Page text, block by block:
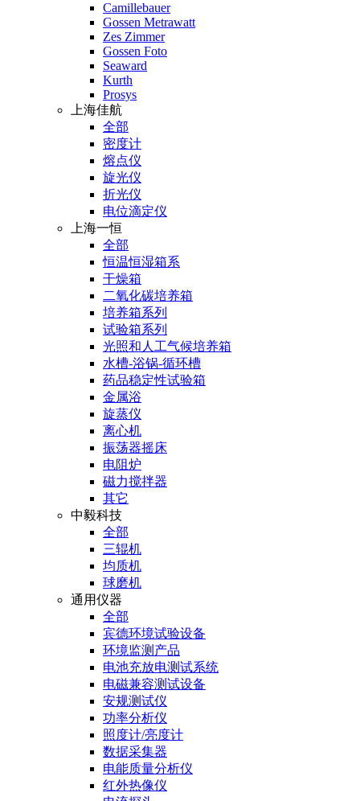
Camillebauer
Gossen Metrawatt
Zes Zimmer
Gossen Foto
Seaward
Kurth
Prosys
上海佳航
全部
密度计
熔点仪
旋光仪
折光仪
电位滴定仪
上海一恒
全部
恒温恒湿箱系
干燥箱
二氧化碳培养箱
培养箱系列
试验箱系列
光照和人工气候培养箱
水槽-浴锅-循环槽
药品稳定性试验箱
金属浴
旋蒸仪
离心机
振荡器摇床
电阻炉
磁力搅拌器
其它
中毅科技
全部
三辊机
均质机
球磨机
通用仪器
全部
宾德环境试验设备
环境监测产品
电池充放电测试系统
电磁兼容测试设备
安规测试仪
功率分析仪
照度计/亮度计
数据采集器
电能质量分析仪
红外热像仪